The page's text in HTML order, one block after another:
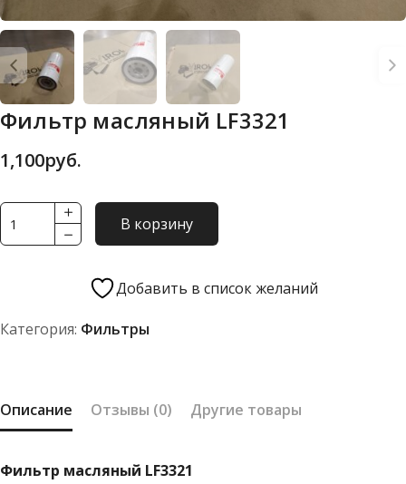
Фильтр масляный LF3321
1,100руб.
Количество
товара
В корзину
Добавить в список желаний
Категория: Фильтры
Описание Отзывы (0) Другие товары
Фильтр масляный LF3321